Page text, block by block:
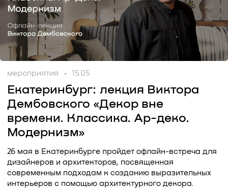
мероприятия 15.05
Екатеринбург: лекция Виктора
Дембовского «Декор вне
времени. Классика. Ар-деко.
Модернизм»
26 мая в Екатеринбурге пройдет офлайн-встреча для
дизайнеров и архитекторов, посвященная
современным подходам к созданию выразительных
интерьеров с помощью архитектурного декора.